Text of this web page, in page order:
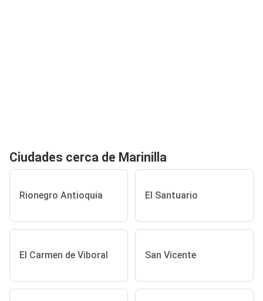
Ciudades cerca de Marinilla
Rionegro Antioquia El Santuario
El Carmen de Viboral San Vicente